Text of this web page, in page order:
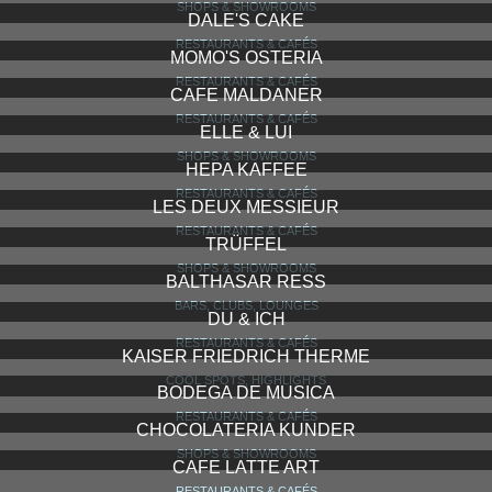
SHOPS & SHOWROOMS
DALE'S CAKE
RESTAURANTS & CAFÉS
MOMO'S OSTERIA
RESTAURANTS & CAFÉS
CAFE MALDANER
RESTAURANTS & CAFÉS
ELLE & LUI
SHOPS & SHOWROOMS
HEPA KAFFEE
RESTAURANTS & CAFÉS
LES DEUX MESSIEUR
RESTAURANTS & CAFÉS
TRÜFFEL
SHOPS & SHOWROOMS
BALTHASAR RESS
BARS, CLUBS, LOUNGES
DU & ICH
RESTAURANTS & CAFÉS
KAISER FRIEDRICH THERME
COOL SPOTS, HIGHLIGHTS
BODEGA DE MUSICA
RESTAURANTS & CAFÉS
CHOCOLATERIA KUNDER
SHOPS & SHOWROOMS
CAFE LATTE ART